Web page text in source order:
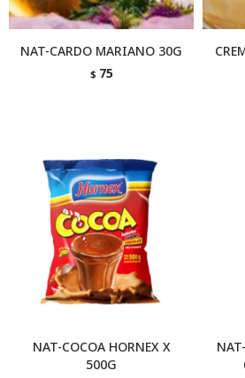
NAT-CARDO MARIANO 30G
$ 75
NAT-COCOA HORNEX X
500G